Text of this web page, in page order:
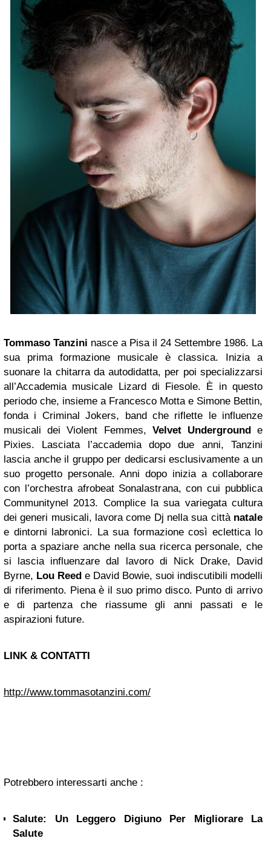
Tommaso Tanzini nasce a Pisa il 24 Settembre 1986. La
sua prima formazione musicale è classica. Inizia a
suonare la chitarra da autodidatta, per poi specializzarsi
all’Accademia musicale Lizard di Fiesole. È in questo
periodo che, insieme a Francesco Motta e Simone Bettin,
fonda i Criminal Jokers, band che riflette le influenze
musicali dei Violent Femmes, Velvet Undergrounde
Pixies. Lasciata l’accademia dopo due anni, Tanzini
lascia anche il gruppo per dedicarsi esclusivamente a un
suo progetto personale. Anni dopo inizia a collaborare
con l’orchestra afrobeat Sonalastrana, con cui pubblica
Communitynel 2013. Complice la sua variegata cultura
dei generi musicali, lavora come Dj nella sua città natale
e dintorni labronici. La sua formazione così eclettica lo
porta a spaziare anche nella sua ricerca personale, che
si lascia influenzare dal lavoro di Nick Drake, David
Byrne, Lou Reed e David Bowie, suoi indiscutibili modelli
di riferimento. Piena è il suo primo disco. Punto di arrivo
e di partenza che riassume gli anni passati e le
aspirazioni future.
LINK & CONTATTI
http://www.tommasotanzini.com/
Potrebbero interessarti anche :
Salute: Un Leggero Digiuno Per Migliorare La
Salute